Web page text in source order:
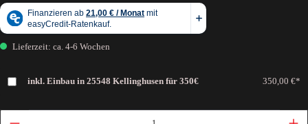
Lieferzeit: ca. 4-6 Wochen
inkl. Einbau in 25548 Kellinghusen für 350€ 350,00 €*